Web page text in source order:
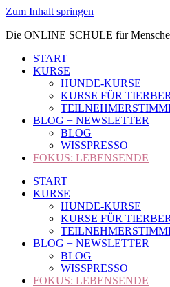
Zum Inhalt springen
Die ONLINE SCHULE für
START
KURSE
HUNDE-KURSE
KURSE FÜR
BLOG + NEWSLETTER
BLOG
WISSPRESSO
FOKUS: LEBENSENDE
START
KURSE
HUNDE-KURSE
KURSE FÜR
BLOG + NEWSLETTER
BLOG
WISSPRESSO
FOKUS: LEBENSENDE